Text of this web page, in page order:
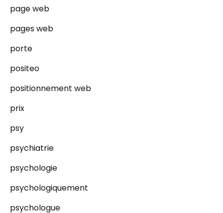
page web
pages web
porte
positeo
positionnement web
prix
psy
psychiatrie
psychologie
psychologiquement
psychologue